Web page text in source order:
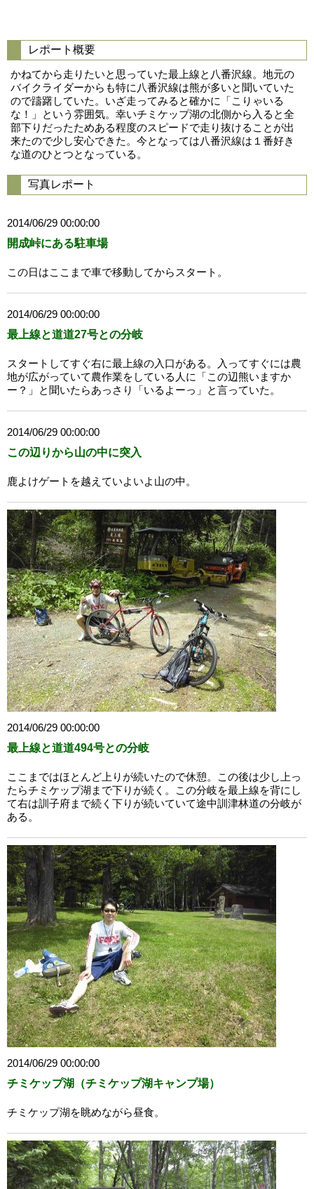
レポート概要
かねてから走りたいと思っていた最上線と八番沢線。地元の
バイクライダーからも特に八番沢線は熊が多いと聞いていた
ので躊躇していた。いざ走ってみると確かに「こりゃいる
な！」という雰囲気。幸いチミケップ湖の北側から入ると全
部下りだったためある程度のスピードで走り抜けることが出
来たので少し安心できた。今となっては八番沢線は１番好き
な道のひとつとなっている。
写真レポート
2014/06/29 00:00:00
開成峠にある駐車場
この日はここまで車で移動してからスタート。
2014/06/29 00:00:00
最上線と道道27号との分岐
スタートしてすぐ右に最上線の入口がある。入ってすぐには農
地が広がっていて農作業をしている人に「この辺熊いますか
ー？」と聞いたらあっさり「いるよーっ」と言っていた。
2014/06/29 00:00:00
この辺りから山の中に突入
鹿よけゲートを越えていよいよ山の中。
2014/06/29 00:00:00
最上線と道道494号との分岐
ここまではほとんど上りが続いたので休憩。この後は少し上っ
たらチミケップ湖まで下りが続く。この分岐を最上線を背にし
て右は訓子府まで続く下りが続いていて途中訓津林道の分岐が
ある。
2014/06/29 00:00:00
チミケップ湖（チミケップ湖キャンプ場）
チミケップ湖を眺めながら昼食。